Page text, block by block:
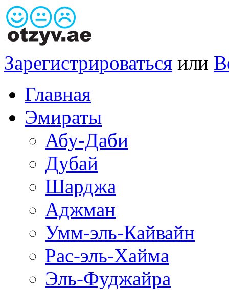
Зарегистрироваться или
Главная
Эмираты
Абу-Даби
Дубай
Шарджа
Аджман
Умм-эль-Кайвайн
Рас-эль-Хайма
Эль-Фуджайра